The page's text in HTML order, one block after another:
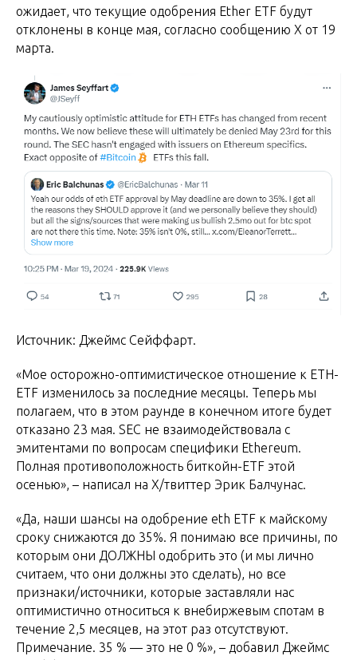
ожидает, что текущие одобрения Ether ETF будут
отклонены в конце мая, согласно сообщению X от 19
марта.
Источник: Джеймс Сейффарт.
«Мое осторожно-оптимистическое отношение к ETH-
ETF изменилось за последние месяцы. Теперь мы
полагаем, что в этом раунде в конечном итоге будет
отказано 23 мая. SEC не взаимодействовала с
эмитентами по вопросам специфики Ethereum.
Полная противоположность биткойн-ETF этой
осенью», – написал на X/твиттер Эрик Балчунас.
«Да, наши шансы на одобрение eth ETF к майскому
сроку снижаются до 35%. Я понимаю все причины, по
которым они ДОЛЖНЫ одобрить это (и мы лично
считаем, что они должны это сделать), но все
признаки/источники, которые заставляли нас
оптимистично относиться к внебиржевым спотам в
течение 2,5 месяцев, на этот раз отсутствуют.
Примечание. 35 % — это не 0 %», – добавил Джеймс